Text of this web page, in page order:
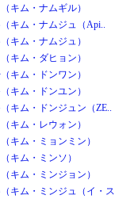
キム・ナムギル）
キム・ナムジュ（Api..
キム・ナムジュ）
キム・ダヒョン）
キム・ドンワン）
キム・ドンユン）
キム・ドンジュン（ZE..
キム・レウォン）
キム・ミョンミン）
キム・ミンソ）
キム・ミンジョン）
キム・ミンジュ（イ・ス..